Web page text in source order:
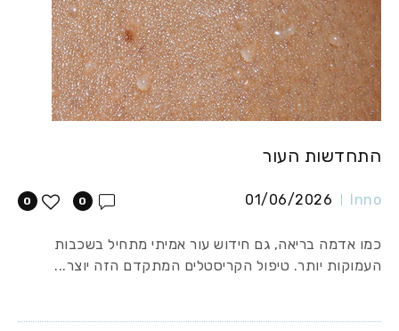
התחדשות העור
Inno
01/06/2026
0 0
כמו אדמה בריאה, גם חידוש עור אמיתי מתחיל בשכבות
העמוקות יותר. טיפול הקריסטלים המתקדם הזה יוצר...